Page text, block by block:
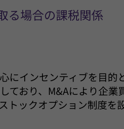
る場合の課税関係
にインセンティブを目的
ており、M&Aにより企業
トックオプション制度を